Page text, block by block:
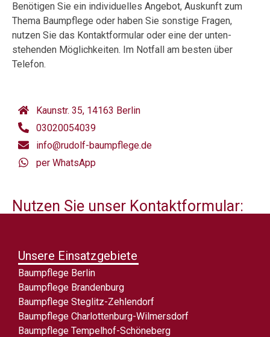
Benötigen Sie ein individuelles Angebot, Auskunft zum
Thema Baumpflege oder haben Sie sonstige Fragen,
nutzen Sie das Kontaktformular oder eine der unten-
stehenden Möglichkeiten. Im Notfall am besten über
Telefon.
Nutzen Sie unser Kontaktformular:
Kaunstr. 35, 14163 Berlin
03020054039
info@rudolf-baumpflege.de
per WhatsApp
Unsere Einsatzgebiete
Baumpflege Berlin
Baumpflege Brandenburg
Baumpflege Steglitz-Zehlendorf
Baumpflege Charlottenburg-Wilmersdorf
Baumpflege Tempelhof-Schöneberg